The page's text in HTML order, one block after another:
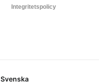
Integritetspolicy
Svenska